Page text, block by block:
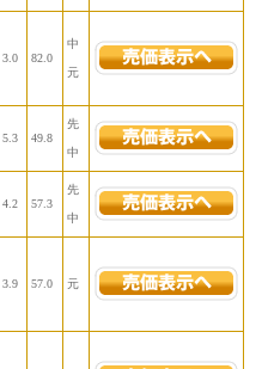
3.0 82.0
中
元
5.3 49.8
先
中
4.2 57.3
先
中
3.9 57.0 元